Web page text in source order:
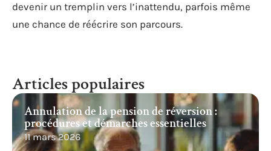
devenir un tremplin vers l’inattendu, parfois même
une chance de réécrire son parcours.
Articles populaires
Annulation de la pension de réversion :
procédures et démarches essentielles
11 mars 2026